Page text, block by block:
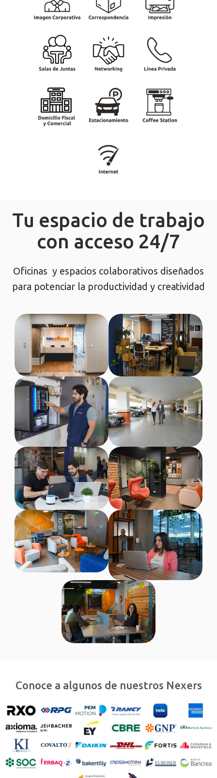
Tu espacio de trabajo
con acceso 24/7
Oficinas y espacios colaborativos diseñados
para potenciar la productividad y creatividad
Conoce a algunos de nuestros Nexers